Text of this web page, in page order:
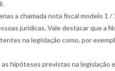
a chamada nota fiscal modelo 1 /
jurídicas. Vale destacar que a
na legislação como, por
hipóteses previstas na legislação